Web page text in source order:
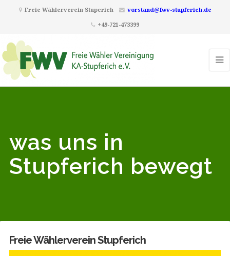
Freie Wählerverein Stuperich
vorstand@fwv-stupferich.de
+49-721-473399
was uns in
Stupferich bewegt
Freie Wählerverein Stupferich